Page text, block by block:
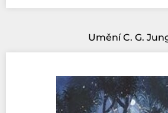
Umění C. G.